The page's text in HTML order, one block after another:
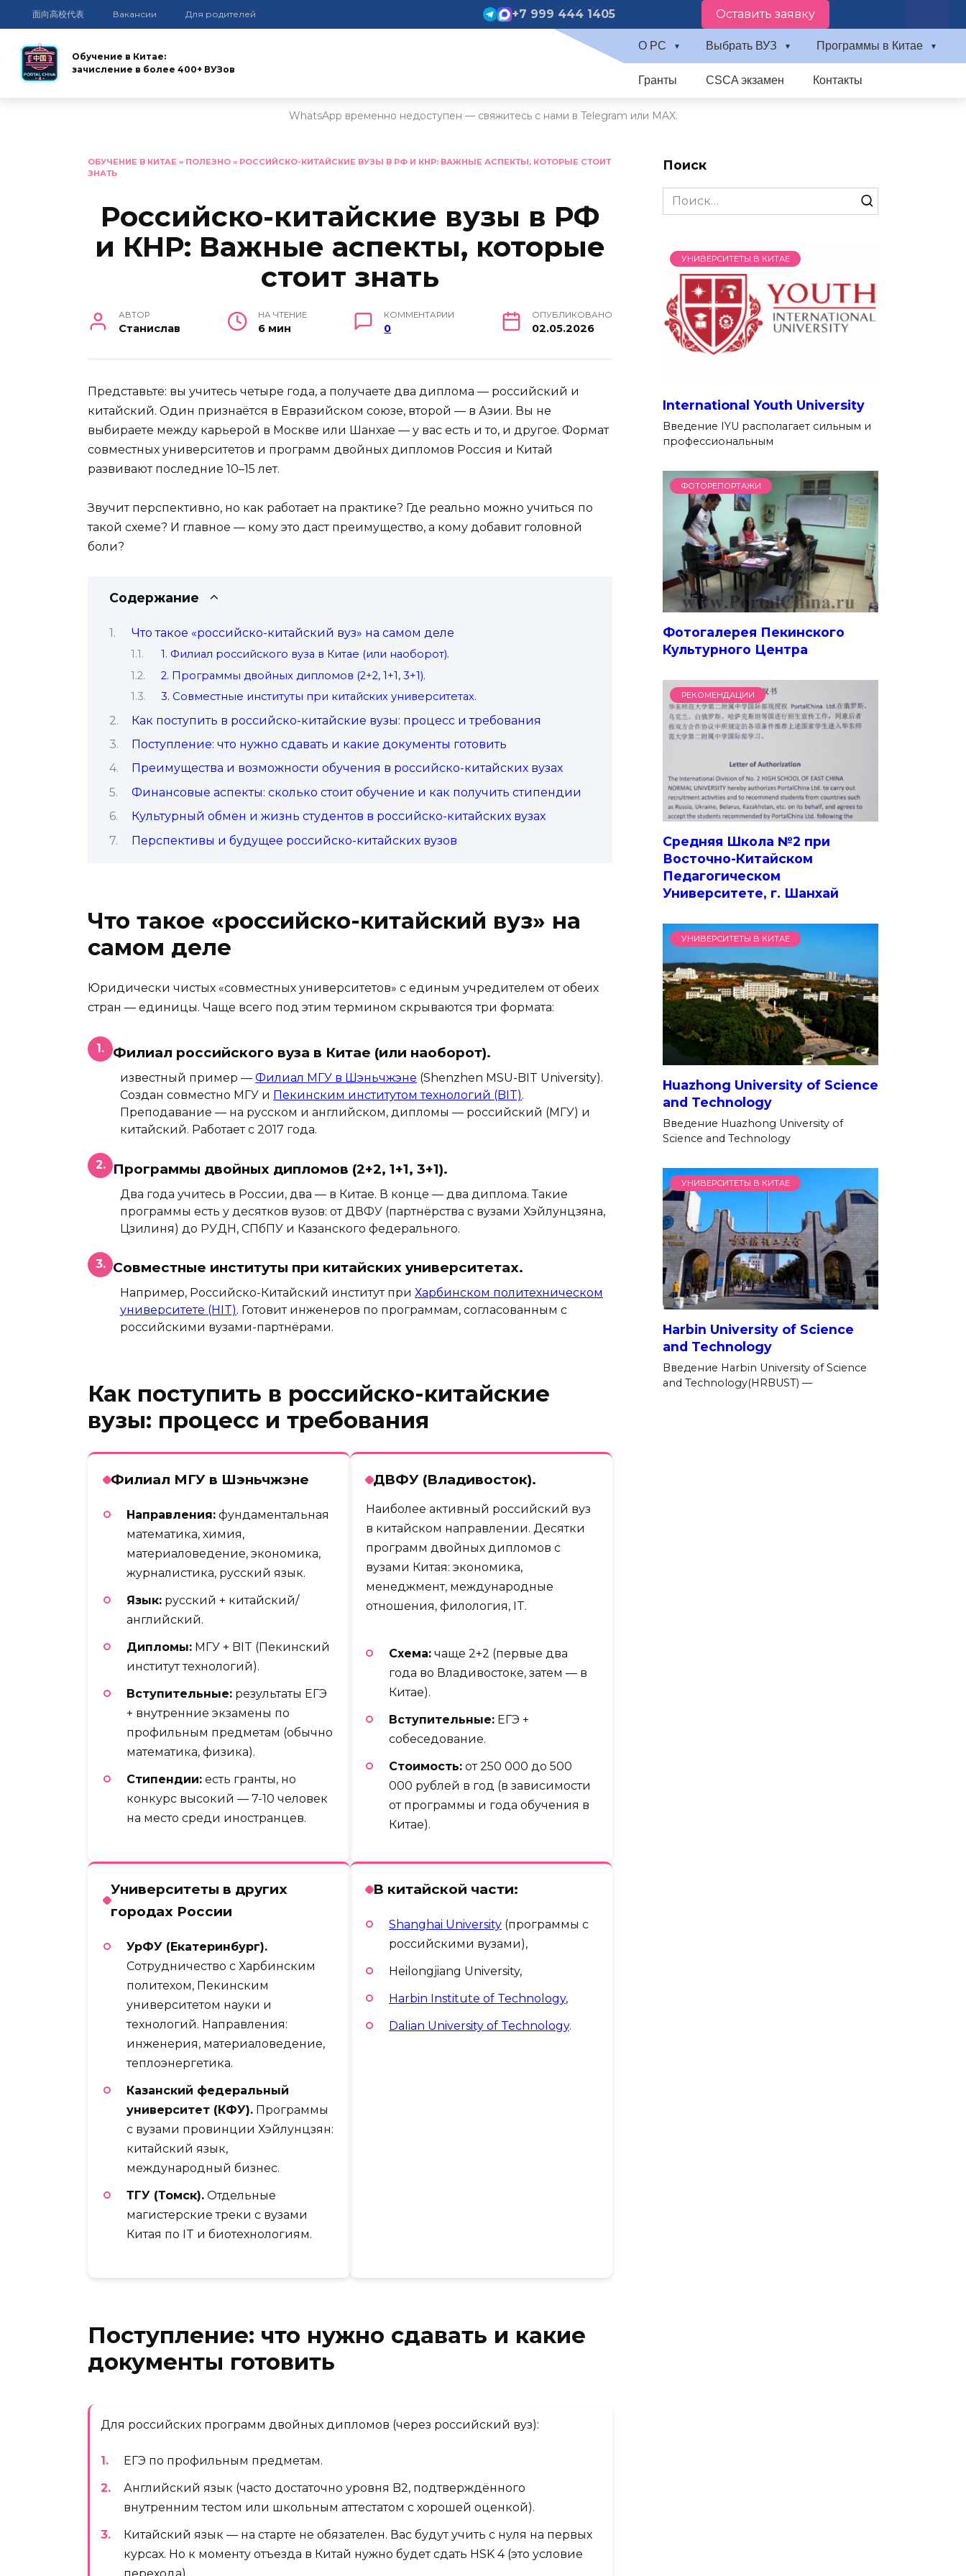
面向高校代表 Вакансии Для родителей +7 999 444 1405 Оставить заявку
Обучение в Китае:
зачисление в более 400+ ВУЗов
О PC Выбрать ВУЗ Программы в Китае
Гранты CSCA экзамен Контакты
WhatsApp временно недоступен — свяжитесь с нами в Telegram или MAX.
ОБУЧЕНИЕ В КИТАЕ » ПОЛЕЗНО » РОССИЙСКО-КИТАЙСКИЕ ВУЗЫ В РФ И КНР: ВАЖНЫЕ АСПЕКТЫ, КОТОРЫЕ СТОИТ
ЗНАТЬ
Российско-китайские вузы в РФ
и КНР: Важные аспекты, которые
стоит знать
АВТОР
Станислав
НА ЧТЕНИЕ
6 мин
КОММЕНТАРИИ
0
ОПУБЛИКОВАНО
02.05.2026
Представьте: вы учитесь четыре года, а получаете два диплома — российский и
китайский. Один признаётся в Евразийском союзе, второй — в Азии. Вы не
выбираете между карьерой в Москве или Шанхае — у вас есть и то, и другое. Формат
совместных университетов и программ двойных дипломов Россия и Китай
развивают последние 10–15 лет.
Звучит перспективно, но как работает на практике? Где реально можно учиться по
такой схеме? И главное — кому это даст преимущество, а кому добавит головной
боли?
Содержание
Что такое «российско-китайский вуз» на самом деле
1. Филиал российского вуза в Китае (или наоборот).
2. Программы двойных дипломов (2+2, 1+1, 3+1).
3. Совместные институты при китайских университетах.
Как поступить в российско-китайские вузы: процесс и требования
Поступление: что нужно сдавать и какие документы готовить
Преимущества и возможности обучения в российско-китайских вузах
Финансовые аспекты: сколько стоит обучение и как получить стипендии
Культурный обмен и жизнь студентов в российско-китайских вузах
Перспективы и будущее российско-китайских вузов
Что такое «российско-китайский вуз» на
самом деле
Юридически чистых «совместных университетов» с единым учредителем от обеих
стран — единицы. Чаще всего под этим термином скрываются три формата:
1. Филиал российского вуза в Китае (или наоборот).
известный пример — Филиал МГУ в Шэньчжэне (Shenzhen MSU-BIT University).
Создан совместно МГУ и Пекинским институтом технологий (BIT).
Преподавание — на русском и английском, дипломы — российский (МГУ) и
китайский. Работает с 2017 года.
2. Программы двойных дипломов (2+2, 1+1, 3+1).
Два года учитесь в России, два — в Китае. В конце — два диплома. Такие
программы есть у десятков вузов: от ДВФУ (партнёрства с вузами Хэйлунцзяна,
Цзилиня) до РУДН, СПбПУ и Казанского федерального.
3. Совместные институты при китайских университетах.
Например, Российско-Китайский институт при Харбинском политехническом
университете (HIT). Готовит инженеров по программам, согласованным с
российскими вузами-партнёрами.
Как поступить в российско-китайские
вузы: процесс и требования
Филиал МГУ в Шэньчжэне
Направления: фундаментальная
математика, химия,
материаловедение, экономика,
журналистика, русский язык.
Язык: русский + китайский/
английский.
Дипломы: МГУ + BIT (Пекинский
институт технологий).
Вступительные: результаты ЕГЭ
+ внутренние экзамены по
профильным предметам (обычно
математика, физика).
Стипендии: есть гранты, но
конкурс высокий — 7-10 человек
на место среди иностранцев.
ДВФУ (Владивосток).
Наиболее активный российский вуз
в китайском направлении. Десятки
программ двойных дипломов с
вузами Китая: экономика,
менеджмент, международные
отношения, филология, IT.
Схема: чаще 2+2 (первые два
года во Владивостоке, затем — в
Китае).
Вступительные: ЕГЭ +
собеседование.
Стоимость: от 250 000 до 500
000 рублей в год (в зависимости
от программы и года обучения в
Китае).
Университеты в других
городах России
УрФУ (Екатеринбург).
Сотрудничество с Харбинским
политехом, Пекинским
университетом науки и
технологий. Направления:
инженерия, материаловедение,
теплоэнергетика.
Казанский федеральный
университет (КФУ). Программы
с вузами провинции Хэйлунцзян:
китайский язык,
международный бизнес.
ТГУ (Томск). Отдельные
магистерские треки с вузами
Китая по IT и биотехнологиям.
В китайской части:
Shanghai University (программы с
российскими вузами),
Heilongjiang University,
Harbin Institute of Technology,
Dalian University of Technology.
Поступление: что нужно сдавать и какие
документы готовить
Для российских программ двойных дипломов (через российский вуз):
ЕГЭ по профильным предметам.
Английский язык (часто достаточно уровня B2, подтверждённого
внутренним тестом или школьным аттестатом с хорошей оценкой).
Китайский язык — на старте не обязателен. Вас будут учить с нуля на первых
курсах. Но к моменту отъезда в Китай нужно будет сдать HSK 4 (это условие
Поиск
Search
for:
УНИВЕРСИТЕТЫ В КИТАЕ
International Youth University
Введение IYU располагает сильным и
профессиональным
ФОТОРЕПОРТАЖИ
Фотогалерея Пекинского
Культурного Центра
РЕКОМЕНДАЦИИ
Средняя Школа №2 при
Восточно-Китайском
Педагогическом
Университете, г. Шанхай
УНИВЕРСИТЕТЫ В КИТАЕ
Huazhong University of Science
and Technology
Введение Huazhong University of
Science and Technology
УНИВЕРСИТЕТЫ В КИТАЕ
Harbin University of Science
and Technology
Введение Harbin University of Science
and Technology(HRBUST) —